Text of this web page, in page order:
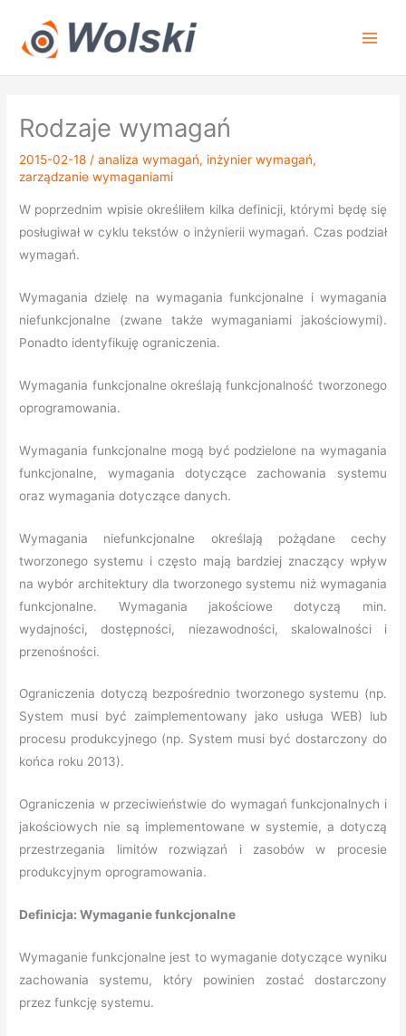
treści
Rodzaje wymagań
2015-02-18/analiza wymagań, inżynier wymagań,
zarządzanie wymaganiami
W poprzednim wpisie określiłem kilka definicji, którymi będę się
posługiwał w cyklu tekstów o inżynierii wymagań. Czas podział
wymagań.
Wymagania dzielę na wymagania funkcjonalne i wymagania
niefunkcjonalne (zwane także wymaganiami jakościowymi).
Ponadto identyfikuję ograniczenia.
Wymagania funkcjonalne określają funkcjonalność tworzonego
oprogramowania.
Wymagania funkcjonalne mogą być podzielone na wymagania
funkcjonalne, wymagania dotyczące zachowania systemu
oraz wymagania dotyczące danych.
Wymagania niefunkcjonalne określają pożądane cechy
tworzonego systemu i często mają bardziej znaczący wpływ
na wybór architektury dla tworzonego systemu niż wymagania
funkcjonalne. Wymagania jakościowe dotyczą min.
wydajności, dostępności, niezawodności, skalowalności i
przenośności.
Ograniczenia dotyczą bezpośrednio tworzonego systemu (np.
System musi być zaimplementowany jako usługa WEB) lub
procesu produkcyjnego (np. System musi być dostarczony do
końca roku 2013).
Ograniczenia w przeciwieństwie do wymagań funkcjonalnych i
jakościowych nie są implementowane w systemie, a dotyczą
przestrzegania limitów rozwiązań i zasobów w procesie
produkcyjnym oprogramowania.
Definicja: Wymaganie funkcjonalne
Wymaganie funkcjonalne jest to wymaganie dotyczące wyniku
zachowania systemu, który powinien zostać dostarczony
przez funkcję systemu.